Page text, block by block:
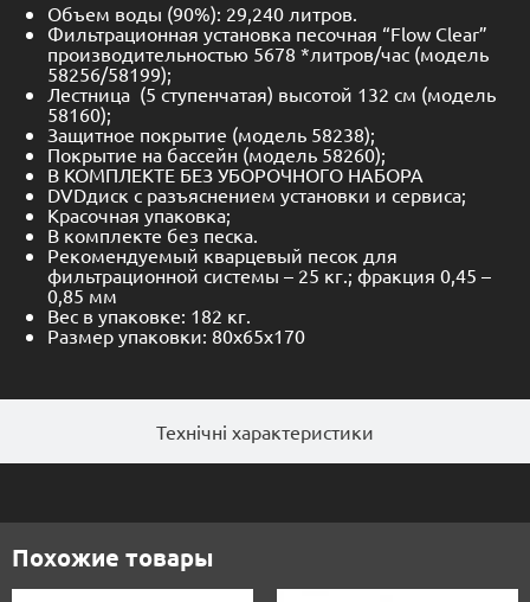
Технічні характеристики
Объем воды (90%): 29,240 литров.
Фильтрационная установка песочная “Flow Clear”
производительностью 5678 *литров/час (модель
58256/58199);
Лестница (5 ступенчатая) высотой 132 см (модель
58160);
Защитное покрытие (модель 58238);
Покрытие на бассейн (модель 58260);
В КОМПЛЕКТЕ БЕЗ УБОРОЧНОГО НАБОРА
DVDдиск с разъяснением установки и сервиса;
Красочная упаковка;
В комплекте без песка.
Рекомендуемый кварцевый песок для
фильтрационной системы – 25 кг.; фракция 0,45 –
0,85 мм
Вес в упаковке: 182 кг.
Размер упаковки: 80х65х170
Похожие товары